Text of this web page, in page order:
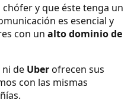
y que éste tenga un
es esencial y
con un alto dominio de
ni de Uberofrecen sus
con las mismas